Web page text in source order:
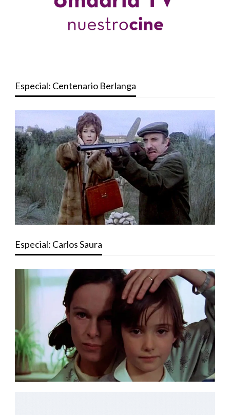
Especial: Centenario Berlanga
Especial: Carlos Saura